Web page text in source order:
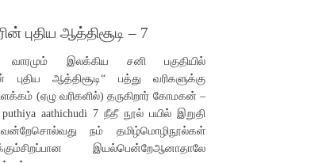
புதிய ஆத்திசூடி – 7
இலக்கிய சனி பகுதியில்
புதிய ஆத்திசூடி“ பத்து வரிகளுக்கு
(ஏழு வரிகளில்) தருகிறார் கோமகன் –
puthiya aathichudi 7 நீதீ நூல் பயில் இறுதி
நம் தமிழ்மொழிநூல்கள்
இயல்பென்றேஆனாதாலே